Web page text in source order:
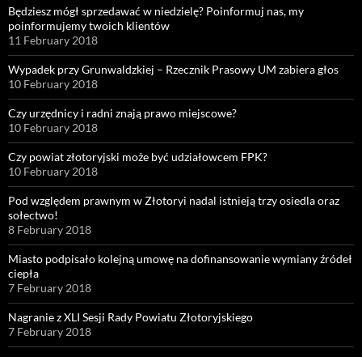
Będziesz mógł sprzedawać w niedzielę? Poinformuj nas, my
poinformujemy twoich klientów
11 February 2018
Wypadek przy Grunwaldzkiej – Rzecznik Prasowy UM zabiera głos
10 February 2018
Czy urzędnicy i radni znają prawo miejscowe?
10 February 2018
Czy powiat złotoryjski może być udziałowcem FPK?
10 February 2018
Pod względem prawnym w Złotoryi nadal istnieją trzy osiedla oraz
sołectwo!
8 February 2018
Miasto podpisało kolejną umowę na dofinansowanie wymiany źródeł
ciepła
7 February 2018
Nagranie z XLI Sesji Rady Powiatu Złotoryjskiego
7 February 2018